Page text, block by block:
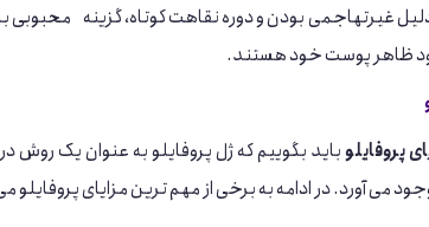
غیرتهاجمی بودن و دوره نقاهت کوتاه، گزینه محبوبی
ظاهر پوست خود هستند.
پروفایلوباید بگوییم که ژل پروفایلو به عنوان یک روش
وجود می آورد. در ادامه به برخی از مهم‌ ترین مزایای پروفایلو